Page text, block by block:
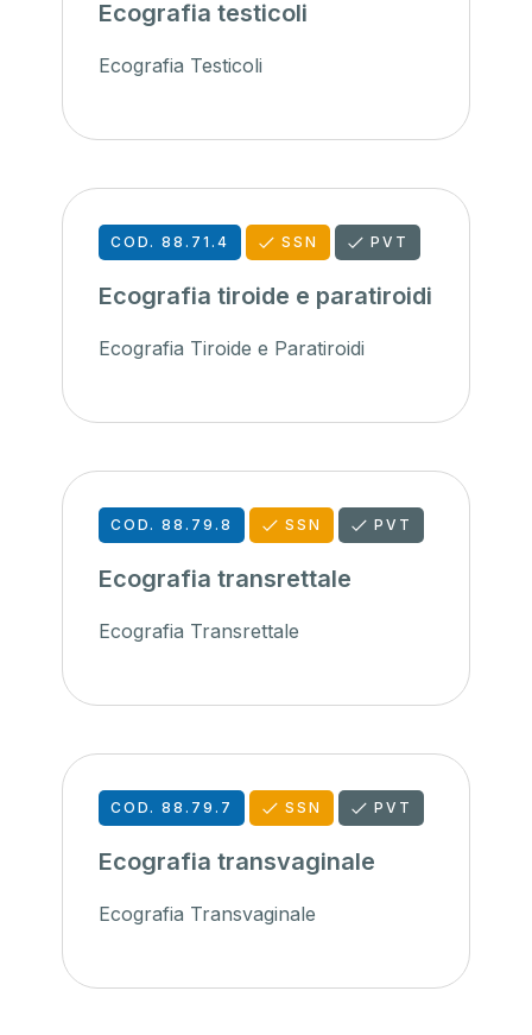
Ecografia testicoli
Ecografia Testicoli
COD. 88.71.4 SSN PVT
Ecografia tiroide e paratiroidi
Ecografia Tiroide e Paratiroidi
COD. 88.79.8 SSN PVT
Ecografia transrettale
Ecografia Transrettale
COD. 88.79.7 SSN PVT
Ecografia transvaginale
Ecografia Transvaginale